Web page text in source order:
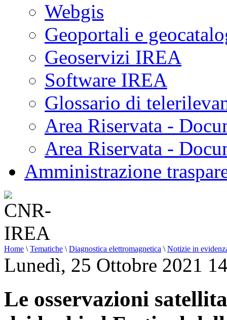
Webgis
Geoportali e
Geoservizi IREA
Software IREA
Glossario di
Area Riservata -
Area Riservata -
Amministrazione
Home \ Tematiche \ Diagnostica elettromagnetica \ Notizie in
Lunedì, 25 Ottobre 2021
Le osservazioni